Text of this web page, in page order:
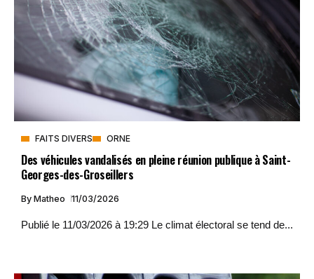
FAITS DIVERS ORNE
Des véhicules vandalisés en pleine réunion publique à Saint-
Georges-des-Groseillers
By Matheo 11/03/2026
Publié le 11/03/2026 à 19:29 Le climat électoral se tend de...